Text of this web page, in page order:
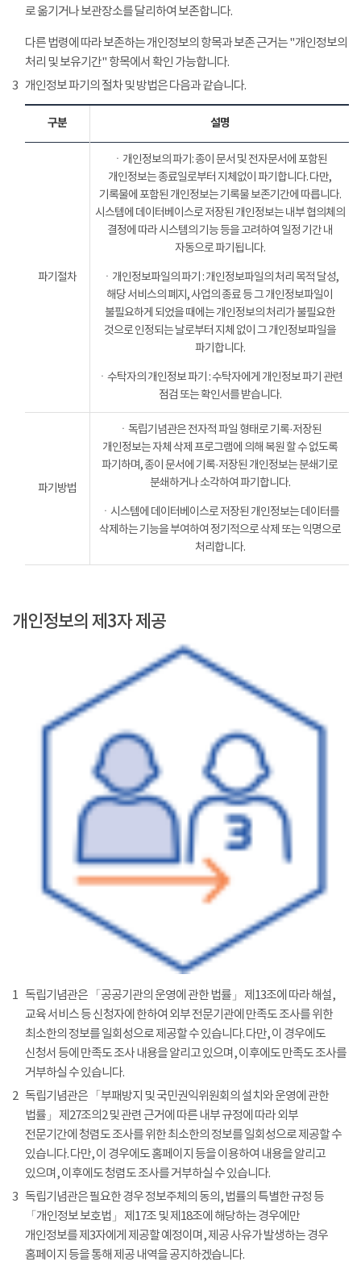
로 옮기거나 보관장소를 달리하여 보존합니다.
다른 법령에 따라 보존하는 개인정보의 항목과 보존 근거는 "개인정보의
처리 및 보유기간" 항목에서 확인 가능합니다.
3 개인정보 파기의 절차 및 방법은 다음과 같습니다.
구분 설명
파기절차
ㆍ개인정보의 파기: 종이 문서 및 전자문서에 포함된
개인정보는 종료일로부터 지체없이 파기합니다. 다만,
기록물에 포함된 개인정보는 기록물 보존기간에 따릅니다.
시스템에 데이터베이스로 저장된 개인정보는 내부 협의체의
결정에 따라 시스템의 기능 등을 고려하여 일정 기간 내
자동으로 파기됩니다.
ㆍ개인정보파일의 파기 : 개인정보파일의 처리 목적 달성,
해당 서비스의 폐지, 사업의 종료 등 그 개인정보파일이
불필요하게 되었을 때에는 개인정보의 처리가 불필요한
것으로 인정되는 날로부터 지체 없이 그 개인정보파일을
파기합니다.
ㆍ수탁자의 개인정보 파기 : 수탁자에게 개인정보 파기 관련
점검 또는 확인서를 받습니다.
파기방법
ㆍ독립기념관은 전자적 파일 형태로 기록·저장된
개인정보는 자체 삭제 프로그램에 의해 복원 할 수 없도록
파기하며, 종이 문서에 기록·저장된 개인정보는 분쇄기로
분쇄하거나 소각하여 파기합니다.
ㆍ시스템에 데이터베이스로 저장된 개인정보는 데이터를
삭제하는 기능을 부여하여 정기적으로 삭제 또는 익명으로
처리합니다.
개인정보의 제3자 제공
1 독립기념관은 「공공기관의 운영에 관한 법률」 제13조에 따라 해설,
교육 서비스 등 신청자에 한하여 외부 전문기관에 만족도 조사를 위한
최소한의 정보를 일회성으로 제공할 수 있습니다. 다만, 이 경우에도
신청서 등에 만족도 조사 내용을 알리고 있으며, 이후에도 만족도 조사를
거부하실 수 있습니다.
2 독립기념관은 「부패방지 및 국민권익위원회의 설치와 운영에 관한
법률」 제27조의2 및 관련 근거에 따른 내부 규정에 따라 외부
전문기간에 청렴도 조사를 위한 최소한의 정보를 일회성으로 제공할 수
있습니다. 다만, 이 경우에도 홈페이지 등을 이용하여 내용을 알리고
있으며, 이후에도 청렴도 조사를 거부하실 수 있습니다.
3 독립기념관은 필요한 경우 정보주체의 동의, 법률의 특별한 규정 등
「개인정보 보호법」 제17조 및 제18조에 해당하는 경우에만
개인정보를 제3자에게 제공할 예정이며, 제공 사유가 발생하는 경우
홈페이지 등을 통해 제공 내역을 공지하겠습니다.